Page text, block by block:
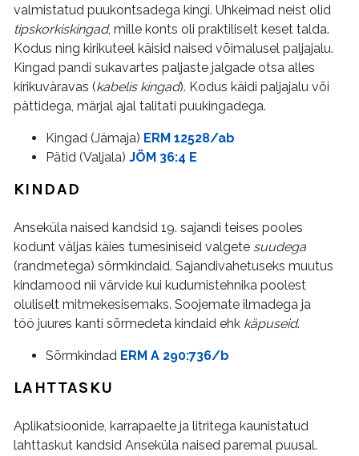
valmistatud puukontsadega kingi. Uhkeimad neist olid
tipskorkiskingad, mille konts oli praktiliselt keset talda.
Kodus ning kirikuteel käisid naised võimalusel paljajalu.
Kingad pandi sukavartes paljaste jalgade otsa alles
kirikuväravas (kabelis kingad). Kodus käidi paljajalu või
pättidega, märjal ajal talitati puukingadega.
Kingad (Jämaja) ERM 12528/ab
Pätid (Valjala) JÖM 36:4 E
KINDAD
Anseküla naised kandsid 19. sajandi teises pooles
kodunt väljas käies tumesiniseid valgete suudega
(randmetega) sõrmkindaid. Sajandivahetuseks muutus
kindamood nii värvide kui kudumistehnika poolest
oluliselt mitmekesisemaks. Soojemate ilmadega ja
töö juures kanti sõrmedeta kindaid ehk käpuseid.
Sõrmkindad ERM A 290:736/b
LAHTTASKU
Aplikatsioonide, karrapaelte ja litritega kaunistatud
lahttaskut kandsid Anseküla naised paremal puusal.